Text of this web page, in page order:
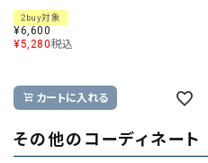
2buy対象
¥6,600
¥5,280税込
カートに入れる
その他のコーディネート